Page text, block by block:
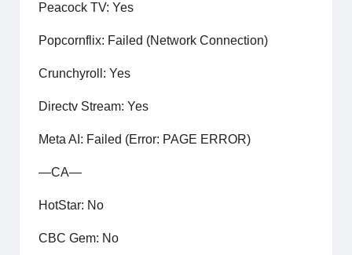
Peacock TV: Yes
Popcornflix: Failed (Network Connection)
Crunchyroll: Yes
Directv Stream: Yes
Meta AI: Failed (Error: PAGE ERROR)
—CA—
HotStar: No
CBC Gem: No